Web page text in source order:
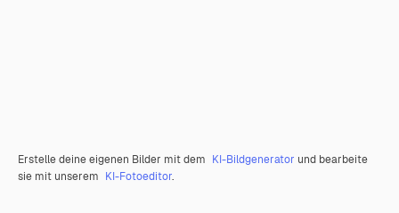
Erstelle deine eigenen Bilder mit dem KI-Bildgenerator und bearbeite
sie mit unserem KI-Fotoeditor.